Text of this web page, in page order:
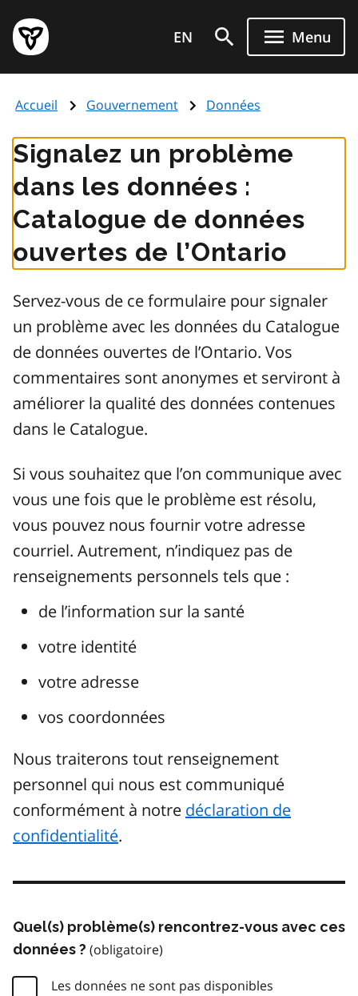
au
contenu
principal
Page
d'accueil
de
EN Menu
Accueil Gouvernement Données
Signalez un problème
dans les données :
Catalogue de données
ouvertes de l’Ontario
Servez-vous de ce formulaire pour signaler
un problème avec les données du Catalogue
de données ouvertes de l’Ontario. Vos
commentaires sont anonymes et serviront à
améliorer la qualité des données contenues
dans le Catalogue.
Si vous souhaitez que l’on communique avec
vous une fois que le problème est résolu,
vous pouvez nous fournir votre adresse
courriel. Autrement, n’indiquez pas de
renseignements personnels tels que :
de l’information sur la santé
votre identité
votre adresse
vos coordonnées
Nous traiterons tout renseignement
personnel qui nous est communiqué
conformément à notre déclaration de
confidentialité.
Quel(s) problème(s) rencontrez-vous avec ces
données ?
Les données ne sont pas disponibles